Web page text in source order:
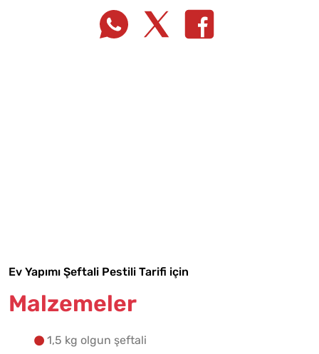
Ev Yapımı Şeftali Pestili Tarifi için
Malzemeler
1,5 kg olgun şeftali